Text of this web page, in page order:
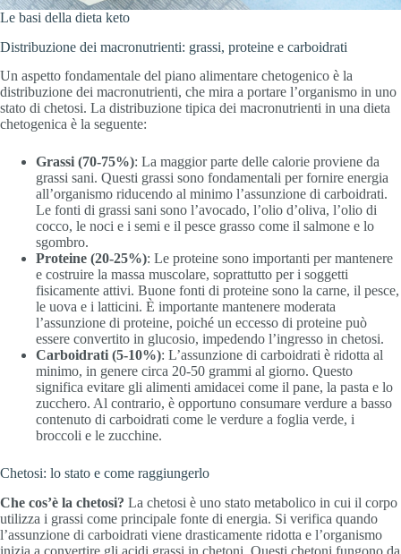
Le basi della dieta keto
Distribuzione dei macronutrienti: grassi, proteine e carboidrati
Un aspetto fondamentale del piano alimentare chetogenico è la
distribuzione dei macronutrienti, che mira a portare l’organismo in uno
stato di chetosi. La distribuzione tipica dei macronutrienti in una dieta
chetogenica è la seguente:
Grassi (70-75%): La maggior parte delle calorie proviene da
grassi sani. Questi grassi sono fondamentali per fornire energia
all’organismo riducendo al minimo l’assunzione di carboidrati.
Le fonti di grassi sani sono l’avocado, l’olio d’oliva, l’olio di
cocco, le noci e i semi e il pesce grasso come il salmone e lo
sgombro.
Proteine (20-25%): Le proteine sono importanti per mantenere
e costruire la massa muscolare, soprattutto per i soggetti
fisicamente attivi. Buone fonti di proteine sono la carne, il pesce,
le uova e i latticini. È importante mantenere moderata
l’assunzione di proteine, poiché un eccesso di proteine può
essere convertito in glucosio, impedendo l’ingresso in chetosi.
Carboidrati (5-10%): L’assunzione di carboidrati è ridotta al
minimo, in genere circa 20-50 grammi al giorno. Questo
significa evitare gli alimenti amidacei come il pane, la pasta e lo
zucchero. Al contrario, è opportuno consumare verdure a basso
contenuto di carboidrati come le verdure a foglia verde, i
broccoli e le zucchine.
Chetosi: lo stato e come raggiungerlo
Che cos’è la chetosi? La chetosi è uno stato metabolico in cui il corpo
utilizza i grassi come principale fonte di energia. Si verifica quando
l’assunzione di carboidrati viene drasticamente ridotta e l’organismo